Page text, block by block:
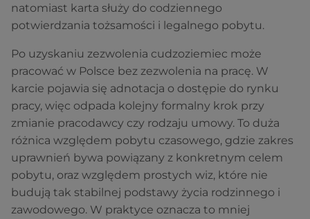
natomiast karta służy do codziennego
potwierdzania tożsamości i legalnego pobytu.
Po uzyskaniu zezwolenia cudzoziemiec może
pracować w Polsce bez zezwolenia na pracę. W
karcie pojawia się adnotacja o dostępie do rynku
pracy, więc odpada kolejny formalny krok przy
zmianie pracodawcy czy rodzaju umowy. To duża
różnica względem pobytu czasowego, gdzie zakres
uprawnień bywa powiązany z konkretnym celem
pobytu, oraz względem prostych wiz, które nie
budują tak stabilnej podstawy życia rodzinnego i
zawodowego. W praktyce oznacza to mniej